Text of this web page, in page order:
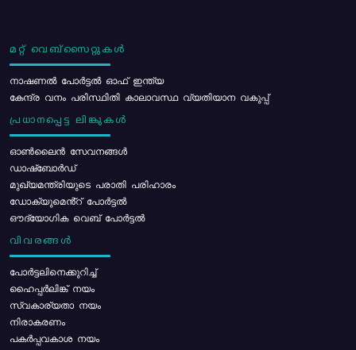
മറ്റ് വെബ്സൈറ്റുകൾ
നാഷണൽ പോർട്ടൽ ഓഫ് ഇന്ത്യ
കേന്ദ്ര വനം പരിസ്ഥിതി കാലാവസ്ഥ വ്യതിയാന വകുപ്പ്
പ്രധാനപ്പെട്ട ലിങ്കുകൾ
ഓൺലൈൻ സേവനങ്ങൾ
ഡാഷ്ബോർഡ്
മുഖ്യമന്ത്രിയുടെ പരാതി പരിഹാരം
ഡോക്യുമെൻ്റ് പോർട്ടൽ
ഔദ്യോഗിക വെബ് പോർട്ടൽ
വിവരങ്ങൾ
പോര്‍ട്ടലിനെക്കുറിച്ച്
ഹൈപ്പർലിങ്ക് നയം
സ്വകാര്യതാ നയം
നിരാകരണം
പകർപ്പവകാശ നയം